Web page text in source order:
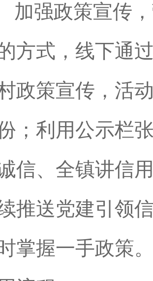
加强政策宣传
方式，线下通
政策宣传，活
；利用公示栏
信、全镇讲信
推送党建引领
掌握一手政策